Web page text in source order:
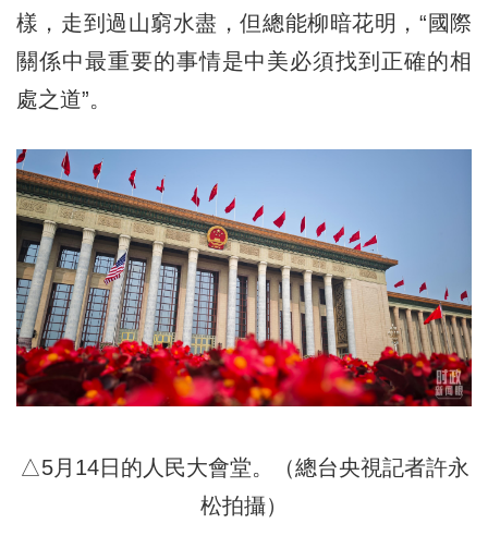
樣，走到過山窮水盡，但總能柳暗花明，“國際
關係中最重要的事情是中美必須找到正確的相
處之道”。
△5月14日的人民大會堂。（總台央視記者許永
松拍攝）